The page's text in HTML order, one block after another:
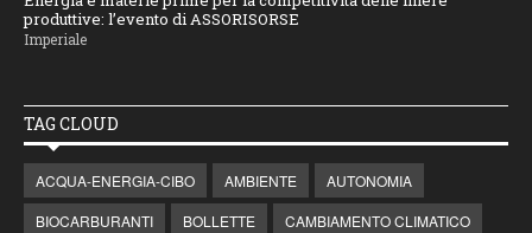
produttive: l’evento di ASSORISORSE
Imperiale
TAG CLOUD
ACQUA-ENERGIA-CIBO AMBIENTE
AUTONOMIA
BIOCARBURANTI
BOLLETTE
CAMBIAMENTO CLIMATICO